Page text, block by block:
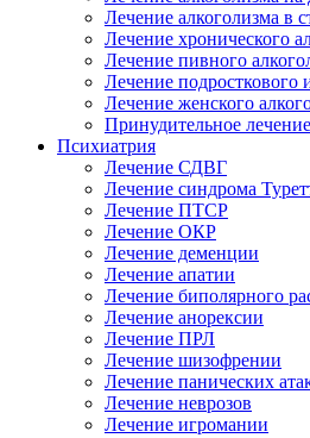
Лечение алкоголизма в
Лечение хронического
Лечение пивного
Лечение подросткового
Лечение женского
Принудительное
Психиатрия
Лечение СДВГ
Лечение синдрома
Лечение ПТСР
Лечение ОКР
Лечение деменции
Лечение апатии
Лечение биполярного
Лечение анорексии
Лечение ПРЛ
Лечение шизофрении
Лечение панических
Лечение неврозов
Лечение игромании